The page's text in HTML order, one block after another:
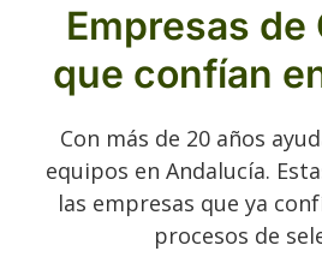
Empresas de
que confían
Con más de 20 años
equipos en Andalucía.
las empresas que ya
procesos de